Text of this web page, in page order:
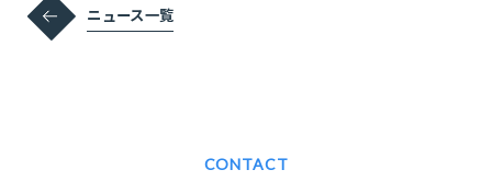
ニュース一覧
CONTACT